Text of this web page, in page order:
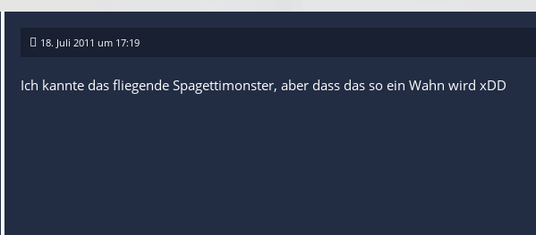
18. Juli 2011 um 17:19
Ich kannte das fliegende Spagettimonster, aber dass das so ein Wahn wird xDD